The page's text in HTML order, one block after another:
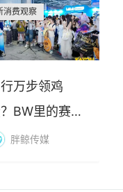
消费观察
万步领鸡
BW里的赛博
，藏着品牌
胖鲸传媒